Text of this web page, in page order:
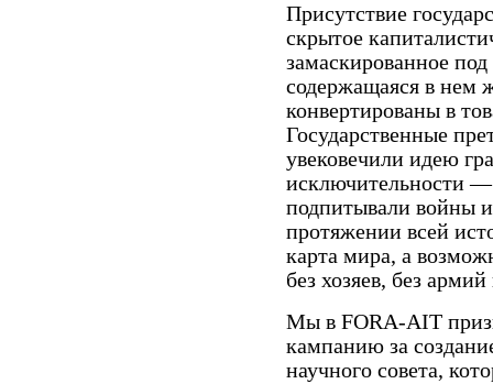
Присутствие
скрытое
замаскированное
содержащаяся в нем
конвертированы в
Государственные
увековечили идею
исключительности
подпитывали войны
протяжении всей
карта мира, а
без хозяев, без
Мы в FORA-AIT
кампанию за
научного совета,